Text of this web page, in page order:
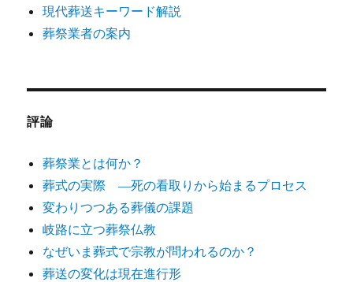
現代葬送キーワード解説
葬祭業者の案内
評論
葬祭業とは何か？
葬式の実際 ―死の看取りから始まるプロセス
変わりつつある葬儀の課題
岐路に立つ葬祭仏教
なぜいま葬式で宗教が問われるのか？
葬送の変化は現在進行形